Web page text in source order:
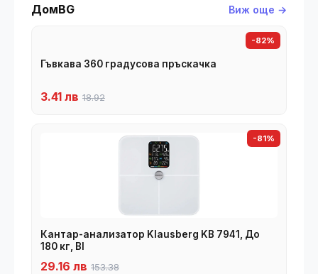
ДомBG Виж още →
-82%
Гъвкава 360 градусова пръскачка
3.41 лв 18.92
-81%
Кантар-анализатор Klausberg KB 7941, До
180 кг, BI
29.16 лв 153.38